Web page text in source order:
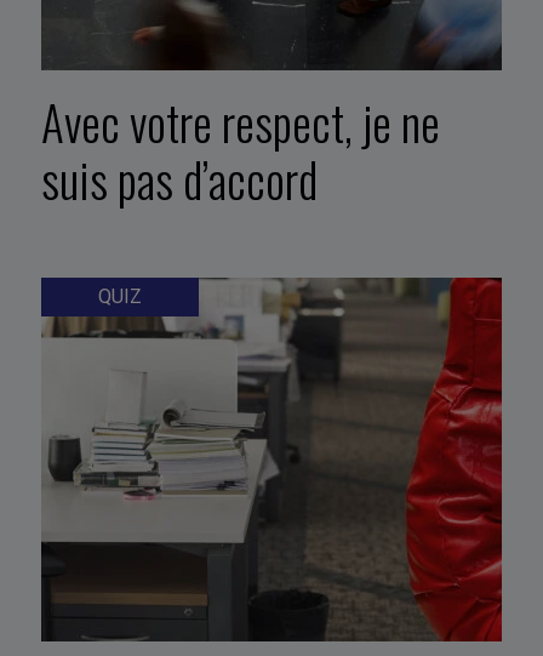
Avec votre respect, je ne
suis pas d’accord
QUIZ